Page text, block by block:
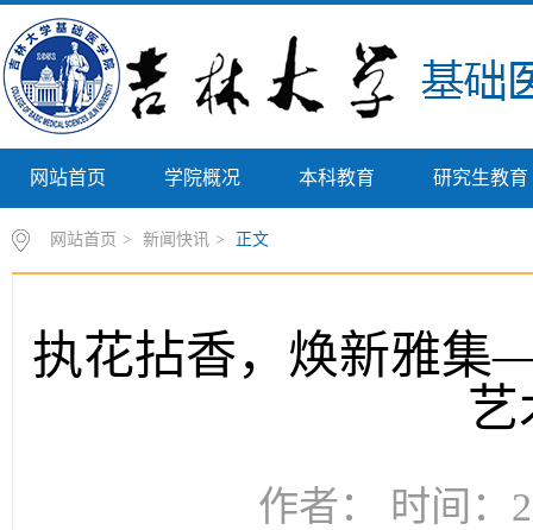
网站首页 学院概况 本科教育 研究生教育
网站首页 > 新闻快讯 > 正文
执花拈香，焕新雅
艺
作者： 时间：